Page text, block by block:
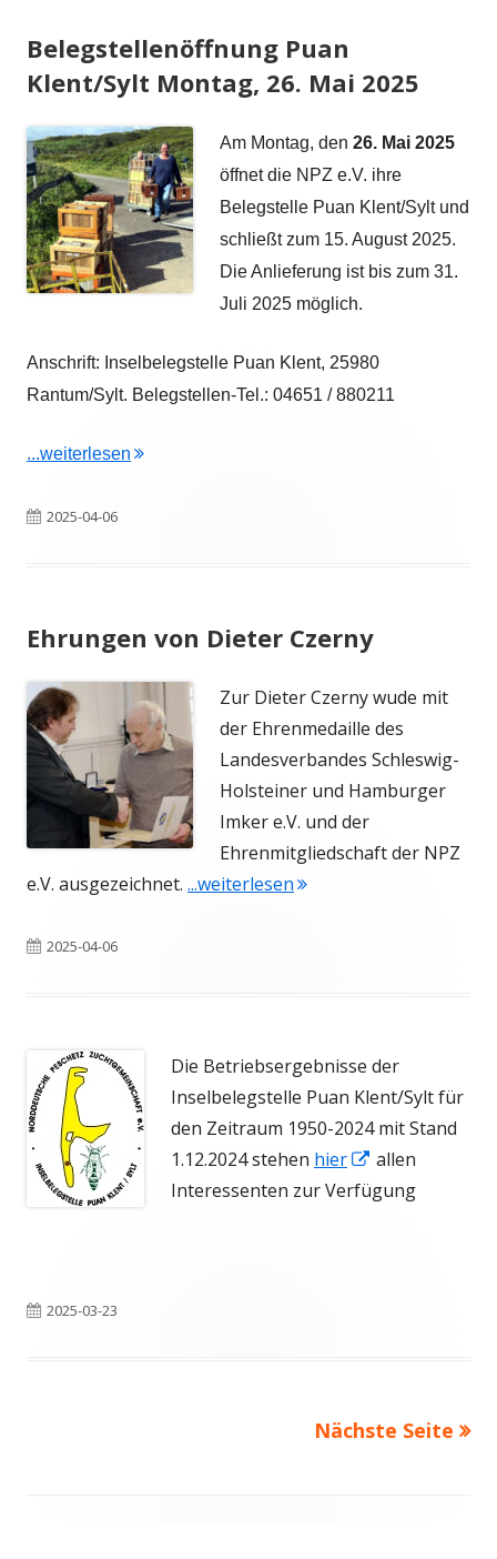
Belegstellenöffnung Puan
Klent/Sylt Montag, 26. Mai 2025
Am Montag, den 26. Mai 2025
öffnet die NPZ e.V. ihre
Belegstelle Puan Klent/Sylt und
schließt zum 15. August 2025.
Die Anlieferung ist bis zum 31.
Juli 2025 möglich.
Anschrift: Inselbelegstelle Puan Klent, 25980
Rantum/Sylt. Belegstellen-Tel.: 04651 / 880211
...weiterlesen "Belegstellenöffnung Puan Klent/Sylt Montag,
Veröffentlicht
2025-04-06
Ehrungen von Dieter Czerny
Zur Dieter Czerny wude mit
der Ehrenmedaille des
Landesverbandes Schleswig-
Holsteiner und Hamburger
Imker e.V. und der
Ehrenmitgliedschaft der NPZ
e.V. ausgezeichnet. ...weiterlesen"Ehrungen von Dieter
Veröffentlicht
2025-04-06
Die Betriebsergebnisse der
Inselbelegstelle Puan Klent/Sylt für
den Zeitraum 1950-2024 mit Stand
1.12.2024 stehen hier
In
neuem
allen
Interessenten zur Verfügung
Veröffentlicht
2025-03-23
Nächste Seite